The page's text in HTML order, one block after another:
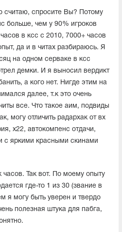
считаю, спросите Вы? Потому
больше, чем у 90% игроков
в ксс с 2010, 7000+ часов
да и в читах разбираюсь. Я
на одном серваке в ксс
демки. И я выносил вердикт
а кого нет. Нигде этим на
далее, т.к это очень
все. Что такое аим, подвиды
могу отличить радархак от вх
х22, автокомпенс отдачи,
с яркими красными скинами
часов. Так вот. По моему опыту
где-то 1 из 30 (звание в
я могу быть уверен и твердо
полезная штука для пабга,